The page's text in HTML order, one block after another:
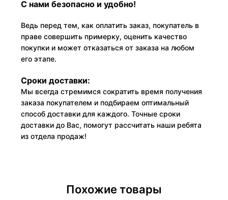
С нами безопасно и удобно!
Ведь перед тем, как оплатить заказ, покупатель в
праве совершить примерку, оценить качество
покупки и может отказаться от заказа на любом
его этапе.
Сроки доставки:
Мы всегда стремимся сократить время получения
заказа покупателем и подбираем оптимальный
способ доставки для каждого. Точные сроки
доставки до Вас, помогут рассчитать наши ребята
из отдела продаж!
Похожие товары